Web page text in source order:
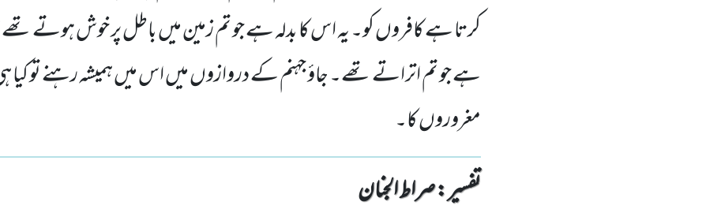
کرتا ہے کافروں کو۔ یہ اس کا بدلہ ہے جو تم زمین میں باطل پر خوش ہوتے تھے
ہے جو تم اتراتے تھے۔ جاؤ جہنم کے دروازوں میں اس میں ہمیشہ رہنے تو کیا ہی
مغروروں کا۔
تفسیر : ‎صراط الجنان